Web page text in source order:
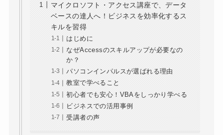
マイクロソフト・アクセス講座で、データ
ベースの達人へ！ビジネスを効率化するス
キルを習得
はじめに
なぜAccessのスキルアップが必要なの
か？
パソコンインパルスが選ばれる理由
教室で学べること
初心者でも安心！VBAをしっかり学べる
ビジネスでの活用事例
受講者の声